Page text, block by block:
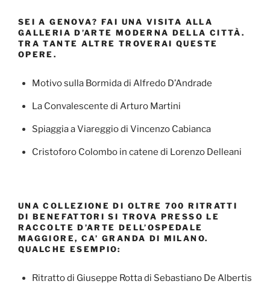
SEI A GENOVA? FAI UNA VISITA ALLA
GALLERIA D’ARTE MODERNA DELLA CITTÀ.
TRA TANTE ALTRE TROVERAI QUESTE
OPERE.
Motivo sulla Bormida di Alfredo D’Andrade
La Convalescente di Arturo Martini
Spiaggia a Viareggio di Vincenzo Cabianca
Cristoforo Colombo in catene di Lorenzo Delleani
UNA COLLEZIONE DI OLTRE 700 RITRATTI
DI BENEFATTORI SI TROVA PRESSO LE
RACCOLTE D’ARTE DELL’OSPEDALE
MAGGIORE, CA’ GRANDA DI MILANO.
QUALCHE ESEMPIO:
Ritratto di Giuseppe Rotta di Sebastiano De Albertis